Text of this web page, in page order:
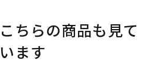
ちらの商品も見て
います